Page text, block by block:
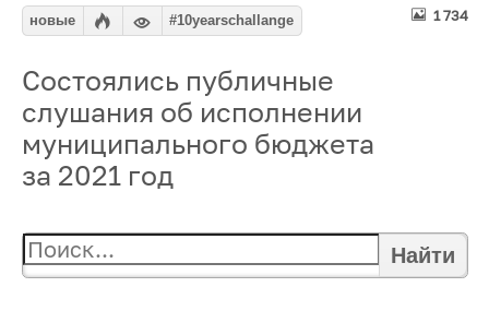
1 734
новые #10yearschallange
Состоялись публичные
слушания об исполнении
муниципального бюджета
за 2021 год
Найти